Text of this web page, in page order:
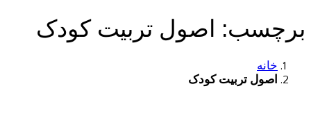
برچسب: اصول تربیت کودک
خانه
اصول تربیت کودک